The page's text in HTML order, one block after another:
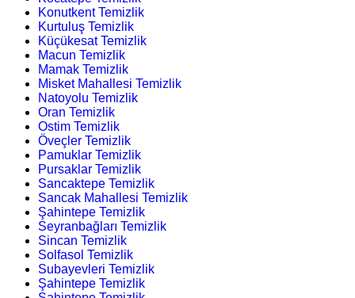
Konutkent Temizlik
Kurtuluş Temizlik
Küçükesat Temizlik
Macun Temizlik
Mamak Temizlik
Misket Mahallesi Temizlik
Natoyolu Temizlik
Oran Temizlik
Ostim Temizlik
Öveçler Temizlik
Pamuklar Temizlik
Pursaklar Temizlik
Sancaktepe Temizlik
Sancak Mahallesi Temizlik
Şahintepe Temizlik
Seyranbağları Temizlik
Sincan Temizlik
Solfasol Temizlik
Subayevleri Temizlik
Şahintepe Temizlik